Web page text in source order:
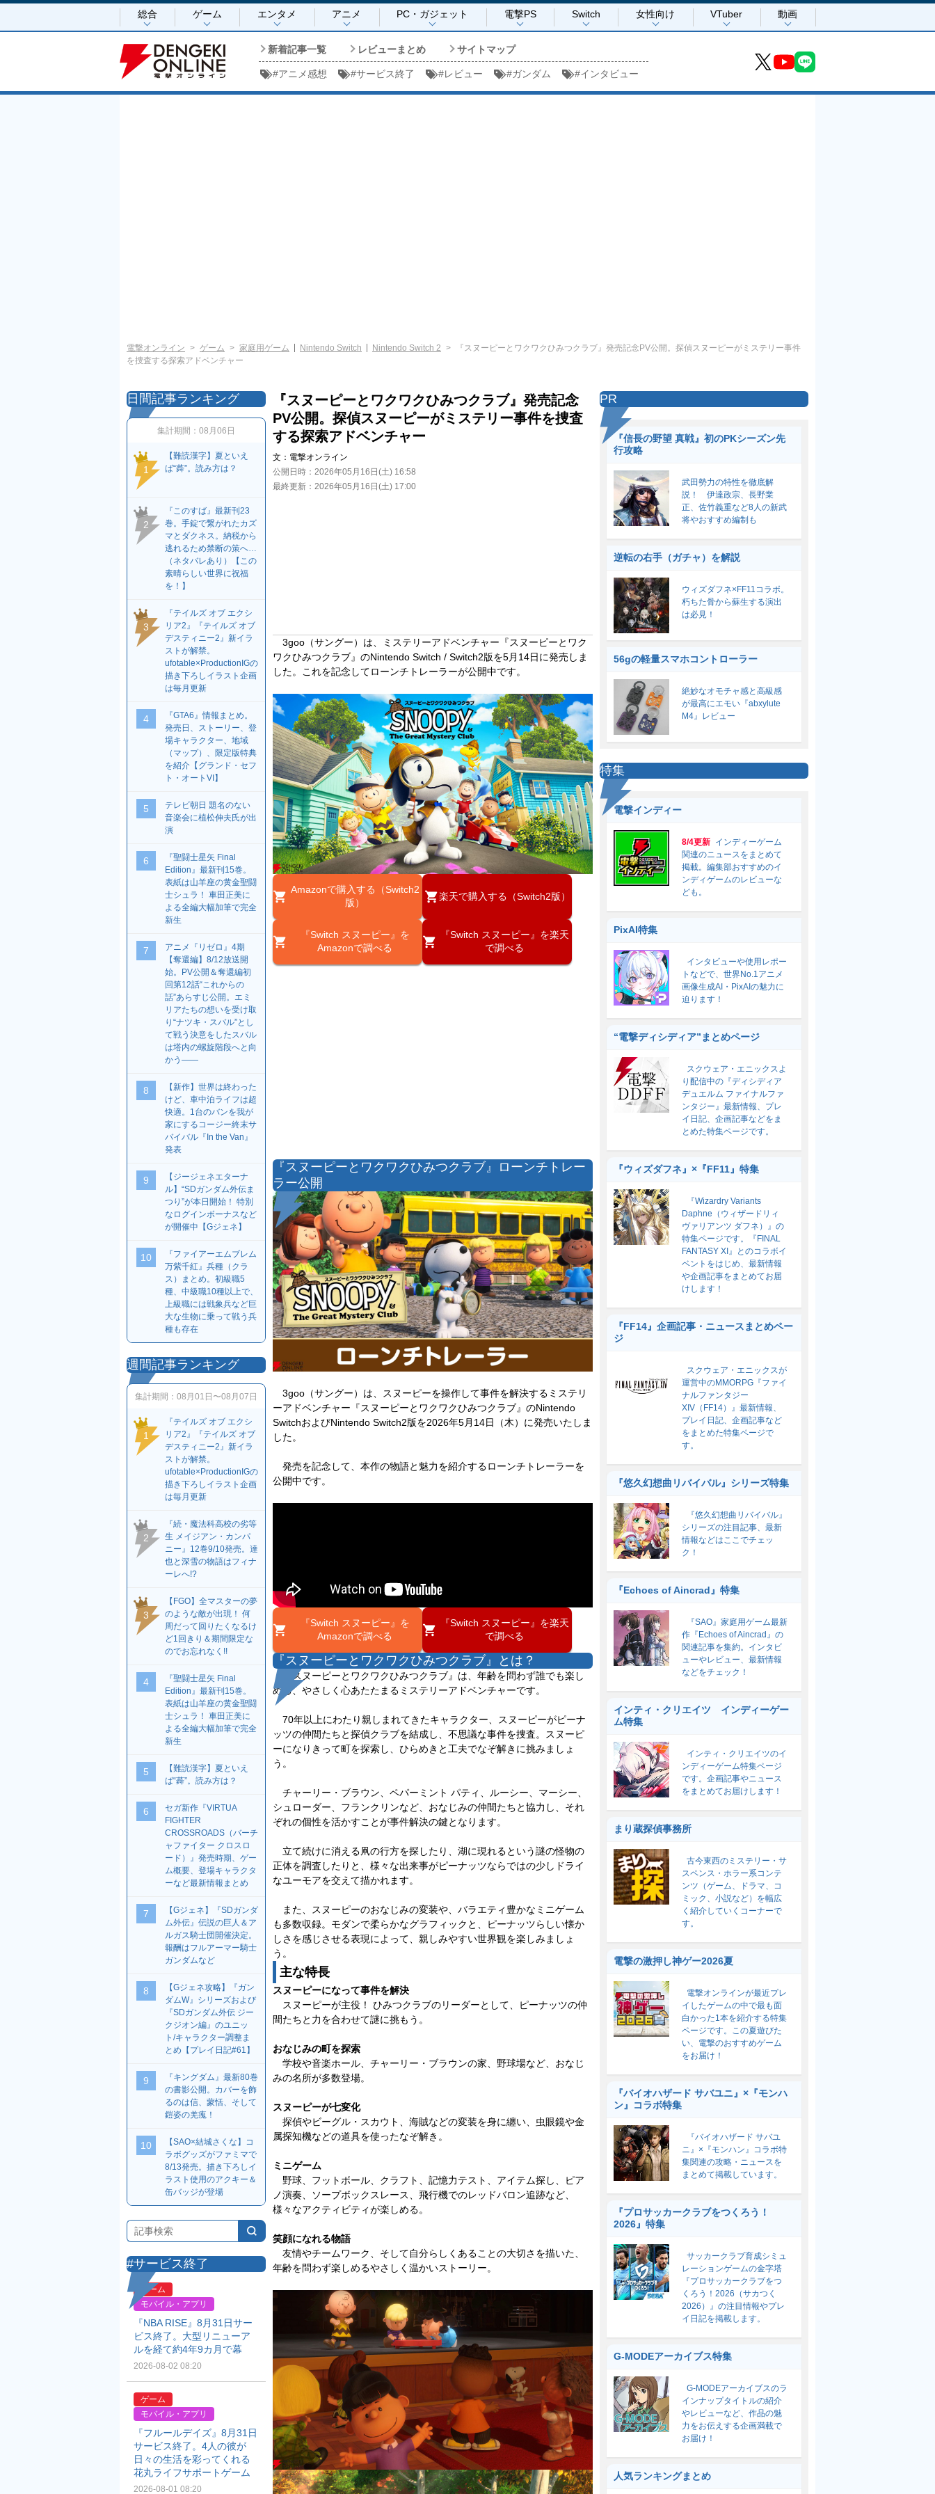
総合 ゲーム エンタメ アニメ PC・ガジェット 電撃PS Switch 女性向け VTuber 動画
新着記事一覧 レビューまとめ サイトマップ
#アニメ感想 #サービス終了 #レビュー #ガンダム #インタビュー
電撃オンライン ゲーム 家庭用ゲーム Nintendo Switch Nintendo Switch 2
『スヌーピーとワクワクひみつクラブ』発売記念PV公開。探偵スヌーピーがミステリー事件
を捜査する探索アドベンチャー
『スヌーピーとワクワクひみつクラブ』発売記念
PV公開。探偵スヌーピーがミステリー事件を捜査
する探索アドベンチャー
文： 電撃オンライン
公開日時： 2026年05月16日(土) 16:58
最終更新： 2026年05月16日(土) 17:00
3goo（サングー）は、ミステリーアドベンチャー『スヌーピーとワク
ワクひみつクラブ』のNintendo Switch / Switch2版を5月14日に発売しま
した。これを記念してローンチトレーラーが公開中です。
Amazonで購入する（Switch2
版）
楽天で購入する（Switch2版）
『Switch スヌーピー』を
Amazonで調べる
『Switch スヌーピー』を楽天
で調べる
『スヌーピーとワクワクひみつクラブ』ローンチトレー
ラー公開
3goo（サングー）は、スヌーピーを操作して事件を解決するミステリ
ーアドベンチャー『スヌーピーとワクワクひみつクラブ』のNintendo
SwitchおよびNintendo Switch2版を2026年5月14日（木）に発売いたしま
した。
発売を記念して、本作の物語と魅力を紹介するローンチトレーラーを
公開中です。
『Switch スヌーピー』を
Amazonで調べる
『Switch スヌーピー』を楽天
で調べる
『スヌーピーとワクワクひみつクラブ』とは？
『スヌーピーとワクワクひみつクラブ』は、年齢を問わず誰でも楽し
める、やさしく心あたたまるミステリーアドベンチャーです。
70年以上にわたり親しまれてきたキャラクター、スヌーピーがピーナ
ッツの仲間たちと探偵クラブを結成し、不思議な事件を捜査。スヌーピ
ーになりきって町を探索し、ひらめきと工夫でなぞ解きに挑みましょ
う。
チャーリー・ブラウン、ペパーミント パティ、ルーシー、マーシー、
シュローダー、フランクリンなど、おなじみの仲間たちと協力し、それ
ぞれの個性を活かすことが事件解決の鍵となります。
立て続けに消える凧の行方を探したり、湖に現れるという謎の怪物の
正体を調査したりと、様々な出来事がピーナッツならではの少しドライ
なユーモアを交えて描かれます。
また、スヌーピーのおなじみの変装や、バラエティ豊かなミニゲーム
も多数収録。モダンで柔らかなグラフィックと、ピーナッツらしい懐か
しさを感じさせる表現によって、親しみやすい世界観を楽しみましょ
う。
主な特長
スヌーピーになって事件を解決
スヌーピーが主役！ ひみつクラブのリーダーとして、ピーナッツの仲
間たちと力を合わせて謎に挑もう。
おなじみの町を探索
学校や音楽ホール、チャーリー・ブラウンの家、野球場など、おなじ
みの名所が多数登場。
スヌーピーが七変化
探偵やビーグル・スカウト、海賊などの変装を身に纏い、虫眼鏡や金
属探知機などの道具を使ったなぞ解き。
ミニゲーム
野球、フットボール、クラフト、記憶力テスト、アイテム探し、ピア
ノ演奏、ソープボックスレース、飛行機でのレッドバロン追跡など、
様々なアクティビティが楽しめる。
笑顔になれる物語
友情やチームワーク、そして自分らしくあることの大切さを描いた、
年齢を問わず楽しめるやさしく温かいストーリー。
日間記事ランキング
集計期間： 08月06日
1
【難読漢字】夏といえ
ば“蕣”。読み方は？
2
『このすば』最新刊23
巻。手錠で繋がれたカズ
マとダクネス。納税から
逃れるため禁断の策へ…
（ネタバレあり）【この
素晴らしい世界に祝福
を！】
3
『テイルズ オブ エクシ
リア2』『テイルズ オブ
デスティニー2』新イラ
ストが解禁。
ufotable×ProductionIGの
描き下ろしイラスト企画
は毎月更新
4
『GTA6』情報まとめ。
発売日、ストーリー、登
場キャラクター、地域
（マップ）、限定版特典
を紹介【グランド・セフ
ト・オートVI】
5
テレビ朝日 題名のない
音楽会に植松伸夫氏が出
演
6
『聖闘士星矢 Final
Edition』最新刊15巻。
表紙は山羊座の黄金聖闘
士シュラ！ 車田正美に
よる全編大幅加筆で完全
新生
7
アニメ『リゼロ』4期
【奪還編】8/12放送開
始。PV公開＆奪還編初
回第12話“これからの
話”あらすじ公開。エミ
リアたちの想いを受け取
り“ナツキ・スバル”とし
て戦う決意をしたスバル
は塔内の螺旋階段へと向
かう――
8
【新作】世界は終わった
けど、車中泊ライフは超
快適。1台のバンを我が
家にするコージー終末サ
バイバル『In the Van』
発表
9
【ジージェネエターナ
ル】“SDガンダム外伝ま
つり”が本日開始！ 特別
なログインボーナスなど
が開催中【Gジェネ】
10
『ファイアーエムブレム
万紫千紅』兵種（クラ
ス）まとめ。初級職5
種、中級職10種以上で、
上級職には戦象兵など巨
大な生物に乗って戦う兵
種も存在
週間記事ランキング
集計期間： 08月01日〜08月07日
1
『テイルズ オブ エクシ
リア2』『テイルズ オブ
デスティニー2』新イラ
ストが解禁。
ufotable×ProductionIGの
描き下ろしイラスト企画
は毎月更新
2
『続・魔法科高校の劣等
生 メイジアン・カンパ
ニー』12巻9/10発売。達
也と深雪の物語はフィナ
ーレへ!?
3
【FGO】全マスターの夢
のような敵が出現！ 何
周だって回りたくなるけ
ど1回きり＆期間限定な
のでお忘れなく!!
4
『聖闘士星矢 Final
Edition』最新刊15巻。
表紙は山羊座の黄金聖闘
士シュラ！ 車田正美に
よる全編大幅加筆で完全
新生
5
【難読漢字】夏といえ
ば“蕣”。読み方は？
6
セガ新作『VIRTUA
FIGHTER
CROSSROADS（バーチ
ャファイター クロスロ
ード）』発売時期、ゲー
ム概要、登場キャラクタ
ーなど最新情報まとめ
7
【Gジェネ】『SDガンダ
ム外伝』伝説の巨人＆ア
ルガス騎士団開催決定。
報酬はフルアーマー騎士
ガンダムなど
8
【Gジェネ攻略】『ガン
ダムW』シリーズおよび
『SDガンダム外伝 ジー
クジオン編』のユニッ
ト/キャラクター調整ま
とめ【プレイ日記#61】
9
『キングダム』最新80巻
の書影公開。カバーを飾
るのは信、蒙恬、そして
鎧姿の羌瘣！
10
【SAO×結城さくな】コ
ラボグッズがファミマで
8/13発売。描き下ろしイ
ラスト使用のアクキー＆
缶バッジが登場
#サービス終了
ゲーム
モバイル・アプリ
『NBA RISE』8月31日サー
ビス終了。大型リニューア
ルを経て約4年9カ月で幕
2026-08-02 08:20
ゲーム
モバイル・アプリ
『フルールデイズ』8月31日
サービス終了。4人の彼が
日々の生活を彩ってくれる
花丸ライフサポートゲーム
2026-08-01 08:20
PR
『信長の野望 真戦』初のPKシーズン先
行攻略
武田勢力の特性を徹底解
説！ 伊達政宗、長野業
正、佐竹義重など8人の新武
将やおすすめ編制も
逆転の右手（ガチャ）を解説
ウィズダフネ×FF11コラボ。
朽ちた骨から蘇生する演出
は必見！
56gの軽量スマホコントローラー
絶妙なオモチャ感と高級感
が最高にエモい『abxylute
M4』レビュー
特集
電撃インディー
8/4更新 インディーゲーム
関連のニュースをまとめて
掲載。編集部おすすめのイ
ンディゲームのレビューな
ども。
PixAI特集
インタビューや使用レポー
トなどで、世界No.1アニメ
画像生成AI・PixAIの魅力に
迫ります！
“電撃ディシディア”まとめページ
スクウェア・エニックスよ
り配信中の『ディシディア
デュエルム ファイナルファ
ンタジー』最新情報、プレ
イ日記、企画記事などをま
とめた特集ページです。
『ウィズダフネ』×『FF11』特集
『Wizardry Variants
Daphne（ウィザードリィ
ヴァリアンツ ダフネ）』の
特集ページです。『FINAL
FANTASY XI』とのコラボイ
ベントをはじめ、最新情報
や企画記事をまとめてお届
けします！
『FF14』企画記事・ニュースまとめペー
ジ
スクウェア・エニックスが
運営中のMMORPG『ファイ
ナルファンタジー
XIV（FF14）』最新情報、
プレイ日記、企画記事など
をまとめた特集ページで
す。
『悠久幻想曲リバイバル』シリーズ特集
『悠久幻想曲リバイバル』
シリーズの注目記事、最新
情報などはここでチェッ
ク！
『Echoes of Aincrad』特集
『SAO』家庭用ゲーム最新
作『Echoes of Aincrad』の
関連記事を集約。インタビ
ューやレビュー、最新情報
などをチェック！
インティ・クリエイツ インディーゲー
ム特集
インティ・クリエイツのイ
ンディーゲーム特集ページ
です。企画記事やニュース
をまとめてお届けします！
まり蔵探偵事務所
古今東西のミステリー・サ
スペンス・ホラー系コンテ
ンツ（ゲーム、ドラマ、コ
ミック、小説など）を幅広
く紹介していくコーナーで
す。
電撃の激押し神ゲー2026夏
電撃オンラインが最近プレ
イしたゲームの中で最も面
白かった1本を紹介する特集
ページです。この夏遊びた
い、電撃のおすすめゲーム
をお届け！
『バイオハザード サバユニ』×『モンハ
ン』コラボ特集
『バイオハザード サバユ
ニ』×『モンハン』コラボ特
集関連の攻略・ニュースを
まとめて掲載しています。
『プロサッカークラブをつくろう！
2026』特集
サッカークラブ育成シミュ
レーションゲームの金字塔
『プロサッカークラブをつ
くろう！2026（サカつく
2026）』の注目情報やプレ
イ日記を掲載します。
G-MODEアーカイブス特集
G-MODEアーカイブスのラ
インナップタイトルの紹介
やレビューなど、作品の魅
力をお伝えする企画満載で
お届け！
人気ランキングまとめ